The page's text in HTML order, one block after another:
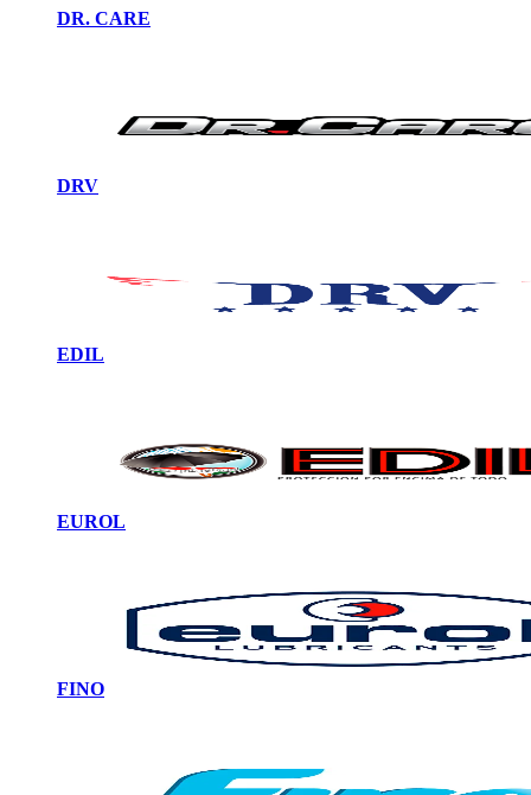
DR. CARE
DRV
EDIL
EUROL
FINO